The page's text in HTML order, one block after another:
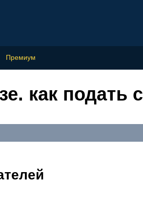
Премиум
как подать